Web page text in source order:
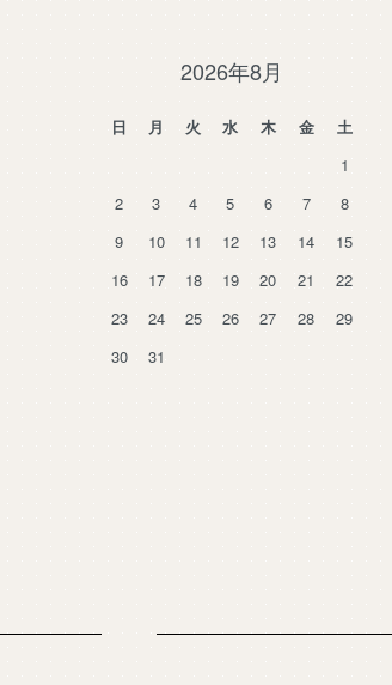
2026年8月
日 月 火 水 木 金
土
1
2
3 4 5 6 7
8
9
10 11 12 13 14
15
16
17 18 19 20 21
22
23
24 25 26 27 28
29
30
31